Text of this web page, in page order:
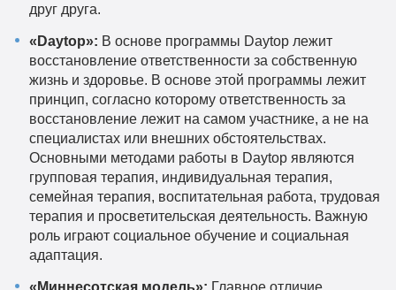
друг друга.
«Daytop»: В основе программы Daytop лежит
восстановление ответственности за собственную
жизнь и здоровье. В основе этой программы лежит
принцип, согласно которому ответственность за
восстановление лежит на самом участнике, а не на
специалистах или внешних обстоятельствах.
Основными методами работы в Daytop являются
групповая терапия, индивидуальная терапия,
семейная терапия, воспитательная работа, трудовая
терапия и просветительская деятельность. Важную
роль играют социальное обучение и социальная
адаптация.
«Миннесотская модель»: Главное отличие